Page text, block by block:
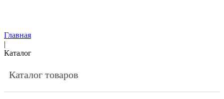
Главная
|
Каталог
Каталог товаров